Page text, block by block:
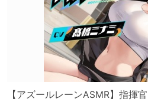
【アズールレーンASMR】指揮